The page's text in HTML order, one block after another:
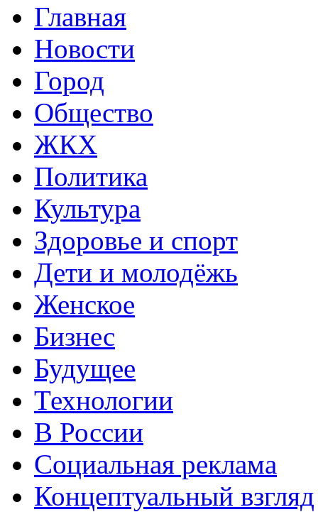
Главная
Новости
Город
Общество
ЖКХ
Политика
Культура
Здоровье и спорт
Дети и молодёжь
Женское
Бизнес
Будущее
Технологии
В России
Социальная реклама
Концептуальный взгляд